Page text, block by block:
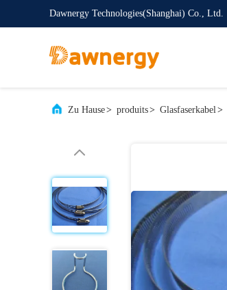
Dawnergy Technologies(Shanghai) Co., Ltd.
Zu Hause> produits> Glasfaserkabel>